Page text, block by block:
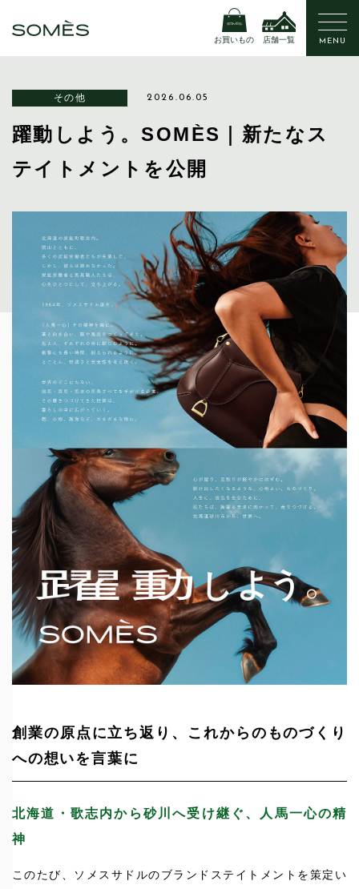
お買いもの 店舗一覧 MENU
その他 2026.06.05
躍動しよう。SOMÈS｜新たなス
テイトメントを公開
創業の原点に立ち返り、これからのものづくり
への想いを言葉に
北海道・歌志内から砂川へ受け継ぐ、人馬一心の精
神
このたび、ソメスサドルのブランドステイトメントを策定い